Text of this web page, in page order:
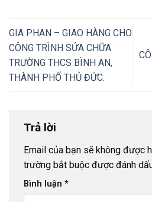
GIA PHAN – GIAO HÀNG CHO
CÔNG TRÌNH SỬA CHỮA
TRƯỜNG THCS BÌNH AN,
THÀNH PHỐ THỦ ĐỨC.
Trả lời
Email của bạn sẽ không được
trường bắt buộc được đánh
Bình luận *